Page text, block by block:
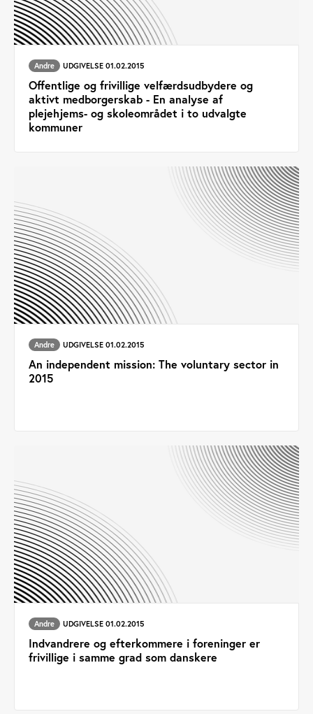
Andre UDGIVELSE 01.02.2015
Offentlige og frivillige velfærdsudbydere og
aktivt medborgerskab - En analyse af
plejehjems- og skoleområdet i to udvalgte
kommuner
Andre UDGIVELSE 01.02.2015
An independent mission: The voluntary sector in
2015
Andre UDGIVELSE 01.02.2015
Indvandrere og efterkommere i foreninger er
frivillige i samme grad som danskere